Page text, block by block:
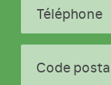
Téléphone
Code